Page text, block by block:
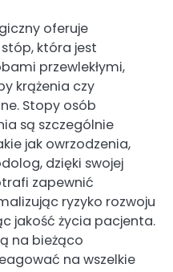
oferuje
która jest
przewlekłymi,
krążenia czy
Stopy osób
są szczególnie
jak owrzodzenia,
dzięki swojej
zapewnić
ryzyko rozwoju
jakość życia pacjenta.
na bieżąco
na wszelkie